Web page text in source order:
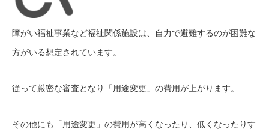
障がい福祉事業など福祉関係施設は、自力で避難するのが困難な
方がいる想定されています。
従って厳密な審査となり「用途変更」の費用が上がります。
その他にも「用途変更」の費用が高くなったり、低くなったりす